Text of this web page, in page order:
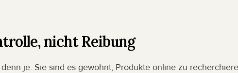
nicht Reibung
je. Sie sind es gewohnt, Produkte online zu